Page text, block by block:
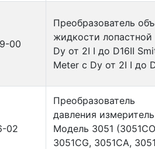
00
Преобразователь
жидкости лопастной
Dу от 2I I до D16II
Meter с Dу от 2I I до
02
Преобразователь
давления
Модель 3051
3051СG, 3051СА,